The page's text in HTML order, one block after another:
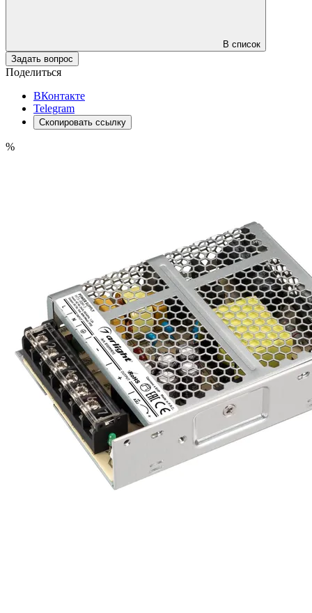
В список
Задать вопрос
Поделиться
ВКонтакте
Telegram
Скопировать ссылку
%